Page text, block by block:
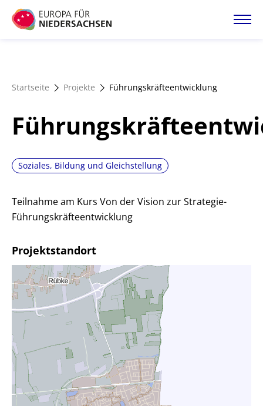
Direkt
zum
Förderangebote
Magazin
Startseite Projekte Führungskräfteentwicklung
Soziales, Bildung und Gleichstellung
Teilnahme am Kurs Von der Vision zur Strategie-
Führungskräfteentwicklung
Projektstandort